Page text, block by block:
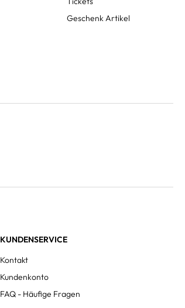
Geschenk Artikel
KUNDENSERVICE
Kontakt
Kundenkonto
FAQ - Häufige Fragen